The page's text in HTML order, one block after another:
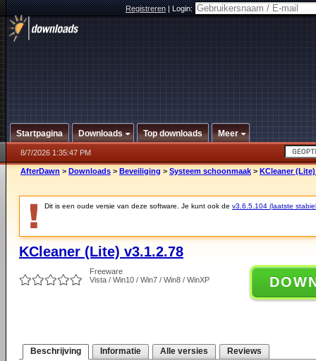
Registreren|Login:
Startpagina Downloads Top downloads Meer
8/7/2026 1:35:47 PM
AfterDawn > Downloads > Beveiliging > Systeem schoonmaak > KCleaner (Lite)
Dit is een oude versie van deze software. Je kunt ook de v3.6.5.104 (laatste
KCleaner (Lite) v3.1.2.78
Freeware
Vista / Win10 / Win7 / Win8 / WinXP
Beschrijving Informatie Alle versies Reviews